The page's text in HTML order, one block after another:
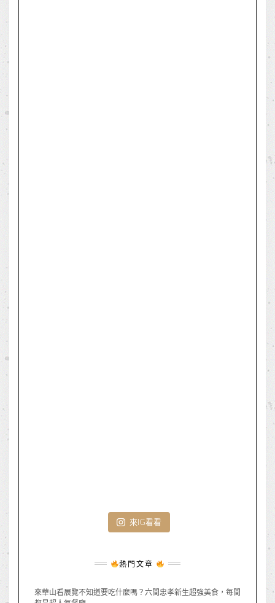
來IG看看
熱門文章
來華山看展覽不知道要吃什麼嗎？六間忠孝新生超強美食，每間